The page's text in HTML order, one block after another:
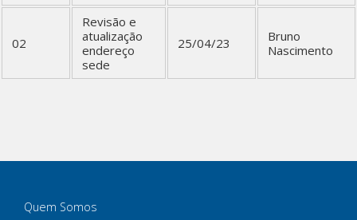
02
Revisão e
atualização
endereço
sede
25/04/23
Bruno
Nascimento
Quem Somos